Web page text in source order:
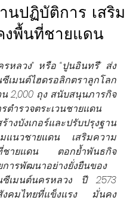
นปฏิบัติการ เสริม
งพื้นที่ชายแดน
หลวง” หรือ “ปูนอินทรี” ส่ง
มนต์ไฮดรอลิกตราลูกโลก
น 2,000 ถุง สนับสนุนภารกิจ
ตำรวจตระเวนชายแดน
างบังเกอร์และปรับปรุงฐาน
แนวชายแดน เสริมความ
ชายแดน ตอกย้ำพันธกิจ
การพัฒนาอย่างยั่งยืนของ
เมนต์นครหลวง ปี 2573
สังคมไทยที่แข็งแรง มั่นคง